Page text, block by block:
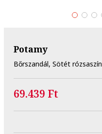
Potamy
Bőrszandál, Sötét rózsaszín
69.439 Ft